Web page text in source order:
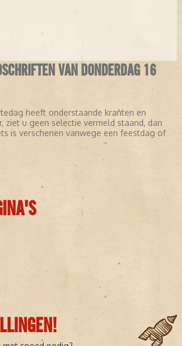
VAN DONDERDAG 16
heeft onderstaande kranten en
ziet u geen selectie vermeld staand, dan
is verschenen vanwege een feestdag of